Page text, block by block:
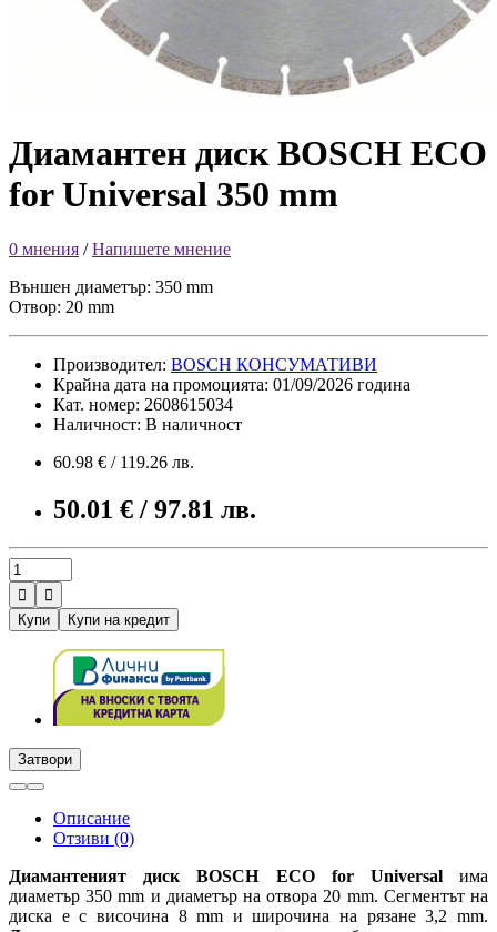
Диамантен диск BOSCH ECO
for Universal 350 mm
0 мнения /Напишете мнение
Външен диаметър: 350 mm
Отвор: 20 mm
Производител: BOSCH КОНСУМАТИВИ
Крайна дата на промоцията: 01/09/2026 година
Кат. номер: 2608615034
Наличност: В наличност
60.98 € / 119.26 лв.
50.01 € / 97.81 лв.


Купи
Купи на кредит
Затвори
Описание
Отзиви (0)
Диамантеният диск BOSCH ECO for Universalима
диаметър 350 mm и диаметър на отвора 20 mm. Сегментът на
диска е с височина 8 mm и широчина на рязане 3,2 mm.